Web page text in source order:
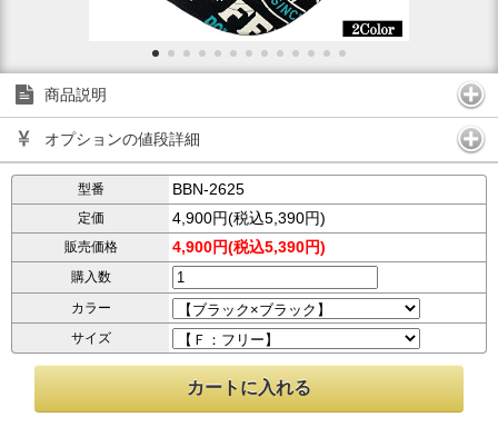
商品説明
オプションの値段詳細
型番 BBN-2625
定価 4,900円(税込5,390円)
販売価格 4,900円(税込5,390円)
購入数
カラー
サイズ